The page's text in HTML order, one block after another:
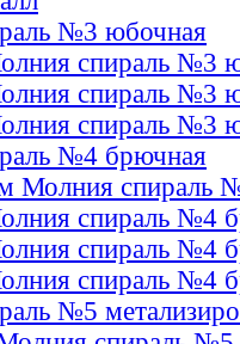
№3 юбочная
спираль №3
спираль №3
спираль №3
№4 брючная
Молния спираль
спираль №4
спираль №4
спираль №4
№5